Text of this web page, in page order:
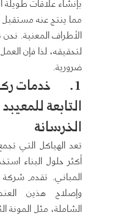
مما ينتج عنه
الأطراف المعنية.
لتحقيقه، لذا فإن
ضرورية.
1.
خدمات
التابعة
الخرسانة
تعد الهياكل التي
أكثر حلول البناء
المباني. تقدم
وإصلاح هذين
الشاملة، مثل المونة